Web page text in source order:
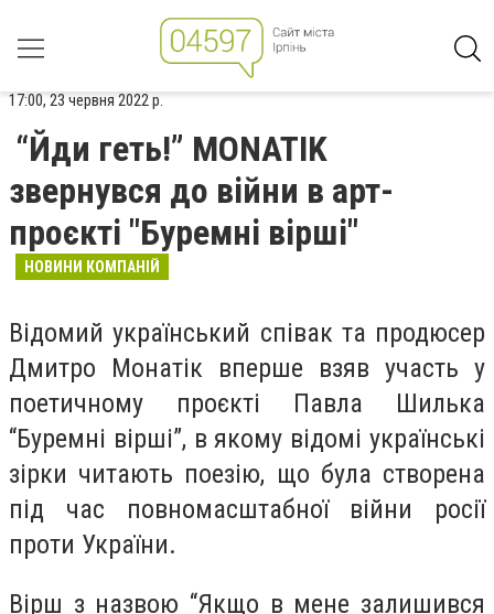
17:00, 23 червня 2022 р.
“Йди геть!” MONATIK
звернувся до війни в арт-
проєкті "Буремні вірші"
НОВИНИ КОМПАНІЙ
Відомий український співак та продюсер
Дмитро Монатік вперше взяв участь у
поетичному проєкті Павла Шилька
“Буремні вірші”, в якому відомі українські
зірки читають поезію, що була створена
під час повномасштабної війни росії
проти України.
Вірш з назвою “Якщо в мене залишився